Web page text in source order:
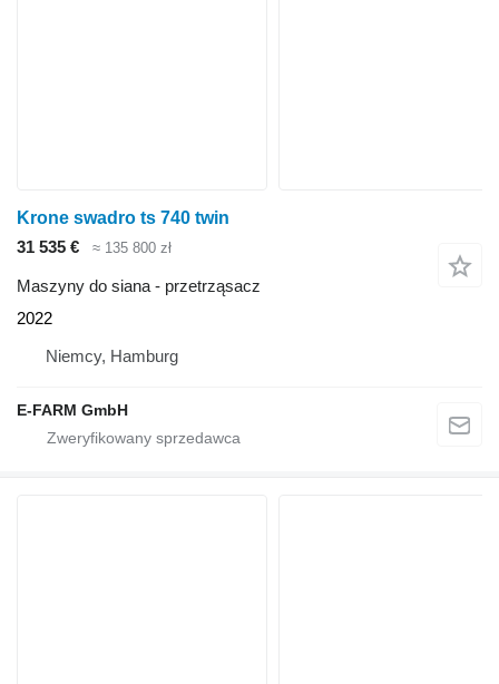
Krone swadro ts 740 twin
31 535 €
≈ 135 800 zł
Maszyny do siana - przetrząsacz
2022
Niemcy, Hamburg
E-FARM GmbH